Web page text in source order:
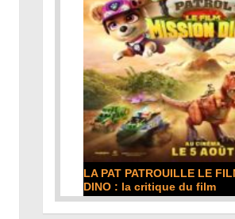
DE LA COMÉDIE-
film